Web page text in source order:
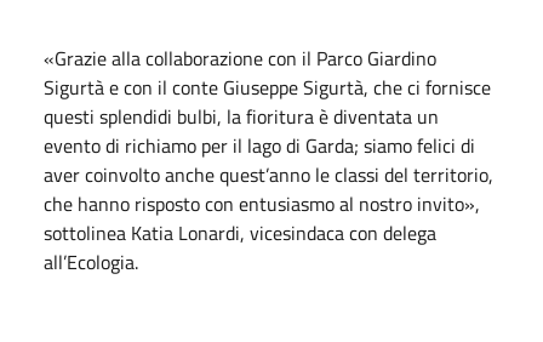
«Grazie alla collaborazione con il Parco Giardino
Sigurtà e con il conte Giuseppe Sigurtà, che ci fornisce
questi splendidi bulbi, la fioritura è diventata un
evento di richiamo per il lago di Garda; siamo felici di
aver coinvolto anche quest’anno le classi del territorio,
che hanno risposto con entusiasmo al nostro invito»,
sottolinea Katia Lonardi, vicesindaca con delega
all’Ecologia.